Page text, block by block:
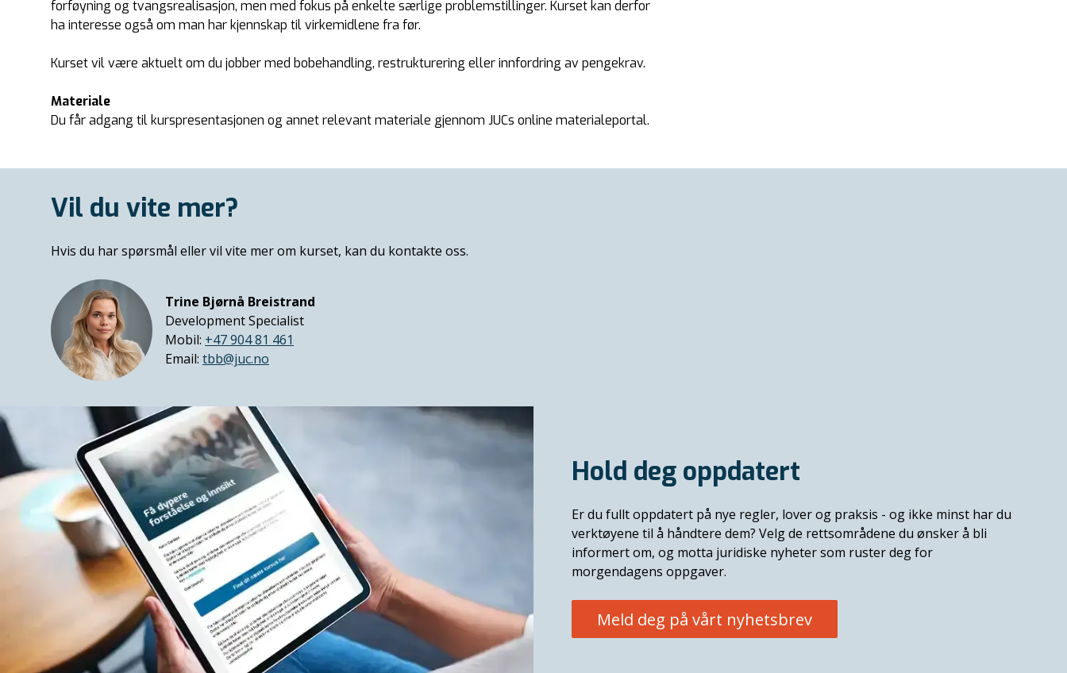
forføyning og tvangsrealisasjon, men med fokus på enkelte særlige problemstillinger. Kurset kan derfor
ha interesse også om man har kjennskap til virkemidlene fra før.
Kurset vil være aktuelt om du jobber med bobehandling, restrukturering eller innfordring av pengekrav.
Materiale
Du får adgang til kurspresentasjonen og annet relevant materiale gjennom JUCs online materialeportal.
Vil du vite mer?
Hvis du har spørsmål eller vil vite mer om kurset, kan du kontakte oss.
Trine Bjørnå Breistrand
Development Specialist
Mobil: +47 904 81 461
Email: tbb@juc.no
Hold deg oppdatert
Er du fullt oppdatert på nye regler, lover og praksis - og ikke minst har du
verktøyene til å håndtere dem? Velg de rettsområdene du ønsker å bli
informert om, og motta juridiske nyheter som ruster deg for
morgendagens oppgaver.
Meld deg på vårt nyhetsbrev